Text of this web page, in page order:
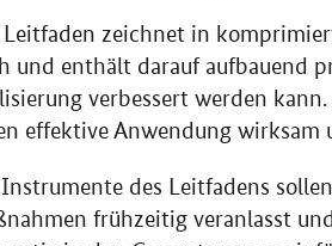
Leitfaden zeichnet in
und enthält darauf aufbauend
verbessert werden
effektive Anwendung wirksam
des Leitfadens
frühzeitig veranlasst